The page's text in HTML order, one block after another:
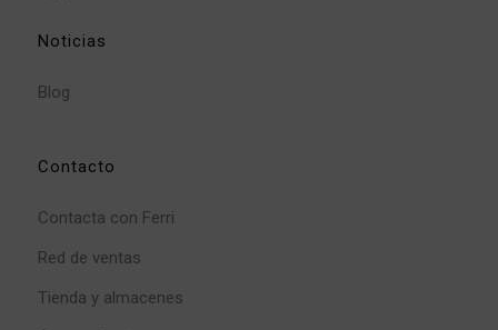
Noticias
Blog
Contacto
Contacta con Ferri
Red de ventas
Tienda y almacenes